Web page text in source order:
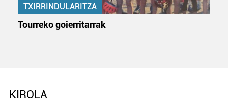
Bazkide batzuek ez dizute baimenik eskatzen, eta beren
interes komertzial legitimoetan babesten dira. Ikusi gure
Lortu zure datu pertsonalak prozesatzeko moduari
buruzko informazio gehiago eta ezarri zure lehentasunak
TXIRRINDULARITZA
Tourreko goierritarrak
KIROLA